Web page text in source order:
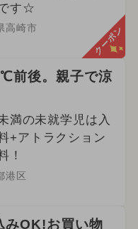
す☆
高崎市 クーポン
前後。親子で涼
満の未就学児は入
+アトラクション
！
港区
みOK!お買い物